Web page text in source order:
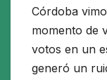
Córdoba
momento de
votos en un
generó un